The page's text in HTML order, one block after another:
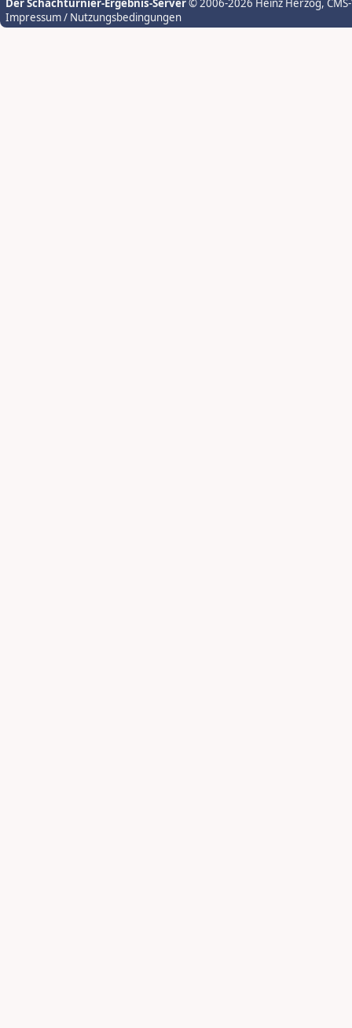
Der Schachturnier-Ergebnis-Server© 2006-2026 Heinz Herzog,
Impressum / Nutzungsbedingungen